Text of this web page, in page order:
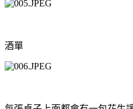
酒單